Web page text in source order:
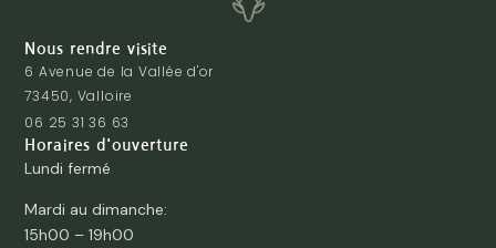
Nous rendre visite
6 Avenue de la Vallée d'or
73450, Valloire
06 25 31 36 63
Horaires d'ouverture
Lundi fermé
Mardi au dimanche:
15h00 – 19h00